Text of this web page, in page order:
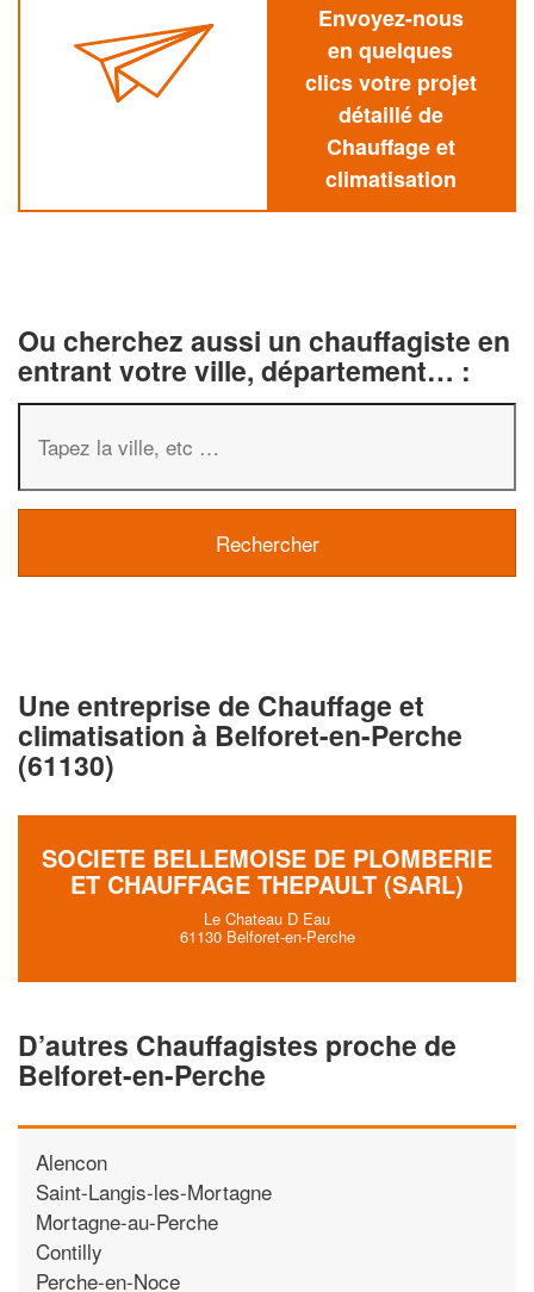
Envoyez-nous
en quelques
clics votre projet
détaillé de
Chauffage et
climatisation
Ou cherchez aussi un chauffagiste en
entrant votre ville, département… :
Une entreprise de Chauffage et
climatisation à Belforet-en-Perche
(61130)
SOCIETE BELLEMOISE DE PLOMBERIE
ET CHAUFFAGE THEPAULT (SARL)
Le Chateau D Eau
61130 Belforet-en-Perche
D’autres Chauffagistes proche de
Belforet-en-Perche
Alencon
Saint-Langis-les-Mortagne
Mortagne-au-Perche
Contilly
Perche-en-Noce